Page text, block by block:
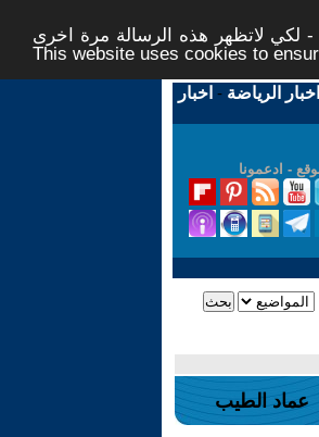
لكي لاتظهر هذه الرسالة مرة اخرى -
This website uses cookies to
اخبار الرياضة - اخبار
- ادعمونا
عماد الطيب